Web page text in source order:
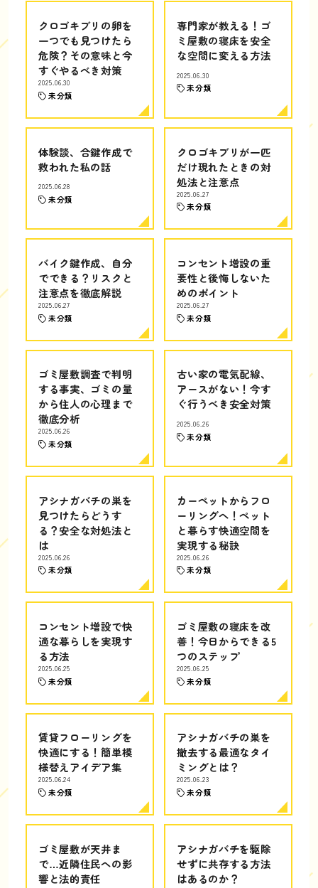
クロゴキブリの卵を
一つでも見つけたら
危険？その意味と今
すぐやるべき対策
2025.06.30
未分類
専門家が教える！ゴ
ミ屋敷の寝床を安全
な空間に変える方法
2025.06.30
未分類
体験談、合鍵作成で
救われた私の話
2025.06.28
未分類
クロゴキブリが一匹
だけ現れたときの対
処法と注意点
2025.06.27
未分類
バイク鍵作成、自分
でできる？リスクと
注意点を徹底解説
2025.06.27
未分類
コンセント増設の重
要性と後悔しないた
めのポイント
2025.06.27
未分類
ゴミ屋敷調査で判明
する事実、ゴミの量
から住人の心理まで
徹底分析
2025.06.26
未分類
古い家の電気配線、
アースがない！今す
ぐ行うべき安全対策
2025.06.26
未分類
アシナガバチの巣を
見つけたらどうす
る？安全な対処法と
は
2025.06.26
未分類
カーペットからフロ
ーリングへ！ペット
と暮らす快適空間を
実現する秘訣
2025.06.26
未分類
コンセント増設で快
適な暮らしを実現す
る方法
2025.06.25
未分類
ゴミ屋敷の寝床を改
善！今日からできる5
つのステップ
2025.06.25
未分類
賃貸フローリングを
快適にする！簡単模
様替えアイデア集
2025.06.24
未分類
アシナガバチの巣を
撤去する最適なタイ
ミングとは？
2025.06.23
未分類
ゴミ屋敷が天井ま
で…近隣住民への影
響と法的責任
アシナガバチを駆除
せずに共存する方法
はあるのか？